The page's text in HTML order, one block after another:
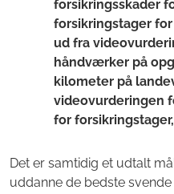
forsikringsskader
forsikringstager
ud fra
håndværker på
kilometer på
videovurderingen
for
Det er samtidig et udtalt
uddanne de bedste svende